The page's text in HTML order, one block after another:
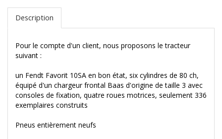
Description
Pour le compte d'un client, nous proposons le tracteur
suivant :
un Fendt Favorit 10SA en bon état, six cylindres de 80 ch,
équipé d'un chargeur frontal Baas d'origine de taille 3 avec
consoles de fixation, quatre roues motrices, seulement 336
exemplaires construits
Pneus entièrement neufs